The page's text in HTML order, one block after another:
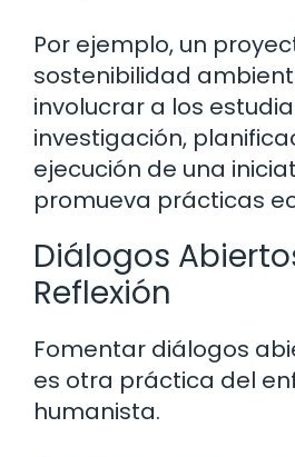
Por ejemplo, un
sostenibilidad
involucrar a los
investigación,
ejecución de una
promueva prácticas
Diálogos
Reflexión
Fomentar diálogos
es otra práctica del
humanista.